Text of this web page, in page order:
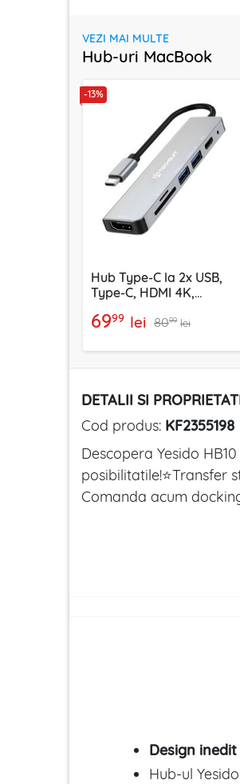
VEZI MAI MULTE
Hub-uri MacBook
-13%
Hub Type-C la 2x USB,
Type-C, HDMI 4K,
H5
6999 lei 8099 lei
DETALII SI
Cod produs: KF2355198
Descopera Yesido
posibilitatile!⭐Transfer
Comanda acum
Design inedit
Hub-ul